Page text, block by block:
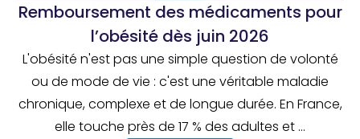
Remboursement des médicaments pour
l’obésité dès juin 2026
L'obésité n'est pas une simple question de volonté
ou de mode de vie : c'est une véritable maladie
chronique, complexe et de longue durée. En France,
elle touche près de 17 % des adultes et ...